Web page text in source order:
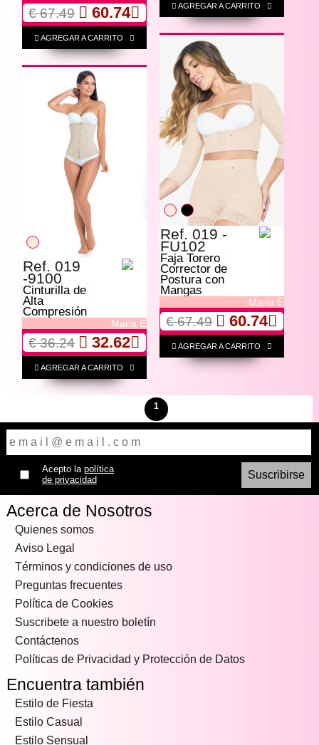
AGREGAR A CARRITO
€ 67.49 60.74
AGREGAR A CARRITO
Ref. 019 -
FU102
Faja Torero
Corrector de
Postura con
Mangas
Maria E
€ 67.49 60.74
AGREGAR A CARRITO
Ref. 019
-9100
Cinturilla de
Alta
Compresión
Maria E
€ 36.24 32.62
AGREGAR A CARRITO
1
Acepto la política
de privacidad
Acerca de Nosotros
Quienes somos
Aviso Legal
Términos y condiciones de uso
Preguntas frecuentes
Política de Cookies
Suscribete a nuestro boletín
Contáctenos
Políticas de Privacidad y Protección de Datos
Encuentra también
Estilo de Fiesta
Estilo Casual
Estilo Sensual